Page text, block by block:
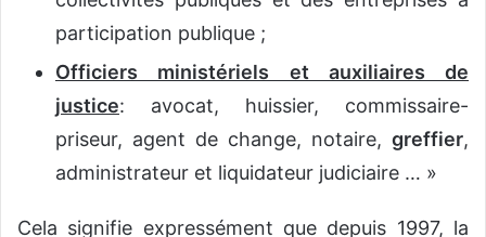
participation publique ;
Officiers ministériels et auxiliaires de
justice: avocat, huissier, commissaire-
priseur, agent de change, notaire, greffier,
administrateur et liquidateur judiciaire … »
Cela signifie expressément que depuis 1997, la